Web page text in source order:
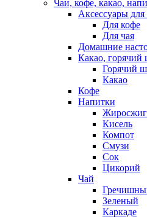
Чаи, кофе, какао,
Аксессуары для
Для кофе
Для чая
Домашние
Какао, горячий
Горячий
Какао
Кофе
Напитки
Кисель
Компот
Смузи
Сок
Цикорий
Чай
Зеленый
Каркаде